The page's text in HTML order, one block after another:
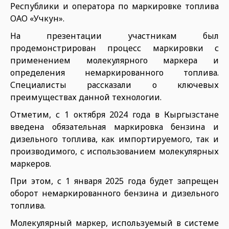
Республики и оператора по маркировке топлива
ОАО «Учкун».
На презентации участникам был
продемонстрирован процесс маркировки с
применением молекулярного маркера и
определения немаркированного топлива.
Специалисты рассказали о ключевых
преимуществах данной технологии.
Отметим, с 1 октября 2024 года в Кыргызстане
введена обязательная маркировка бензина и
дизельного топлива, как импортируемого, так и
производимого, с использованием молекулярных
маркеров.
При этом, с 1 января 2025 года будет запрещен
оборот немаркированного бензина и дизельного
топлива.
Молекулярный маркер, используемый в системе